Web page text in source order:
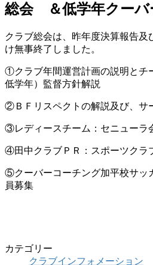
総会 ＆低学年クーバ
クラブ総会は、昨年度決算報告及
け無事終了しました。
①クラブ年間運営計画の説明とチ
低学年）監督方針解説
②ＢＦリスペクトの解説及び、サ
③レディースチーム：セニューラ
④田中クラブＰＲ：スポーツクラ
⑤クーバーコーチング加平校サッ
員募集
カテゴリー
クラブインフォメーション